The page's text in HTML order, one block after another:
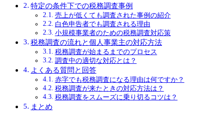
特定の条件下での税務調査事例
売上が低くても調査された事例の紹介
白色申告者でも調査される理由
小規模事業者のための税務調査対応策
税務調査の流れと個人事業主の対応方法
税務調査が始まるまでのプロセス
調査中の適切な対応とは？
よくある質問と回答
赤字でも税務調査になる理由は何ですか？
税務調査が来たときの対応方法は？
税務調査をスムーズに乗り切るコツは？
まとめ